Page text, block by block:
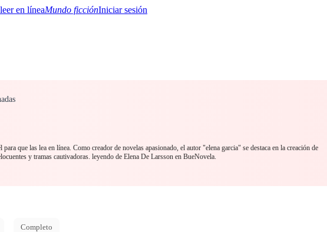
Mundo ficciónIniciar sesión
que las lea en línea. Como creador de novelas apasionado, el autor "elena garcia" se destaca en la creación de
y tramas cautivadoras. leyendo de Elena De Larsson en BueNovela.
Completo